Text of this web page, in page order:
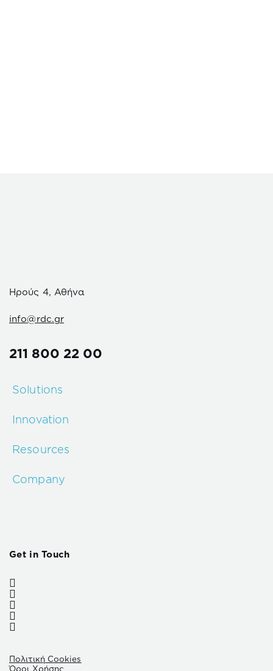
Ηρούς 4, Αθήνα
info@rdc.gr
211 800 22 00
Solutions
Innovation
Resources
Company
Get in Touch
Πολιτική Cookies
Όροι Χρήσης